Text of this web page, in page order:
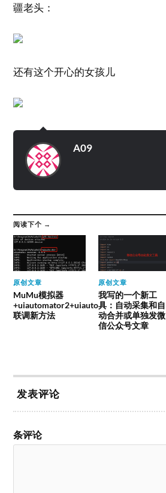
疆老头：
还有这个开心的女孩儿
A09
阅读下个 →
原创文章
MuMu模拟器
+uiautomator2+uiauto
联调新方法
原创文章
我写的一个新工
具：自动采集和自
动合并或单独发微
信公众号文章
发表评论
条评论